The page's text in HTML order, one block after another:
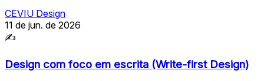
CEVIU Design
11 de jun. de 2026
✍
Design com foco em escrita (Write-first Design)